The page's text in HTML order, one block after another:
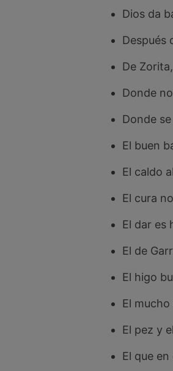
Dios da
Después
De
Donde
Donde
El buen
El caldo
El cura
El dar es
El de
El higo
El
El pez y
El que